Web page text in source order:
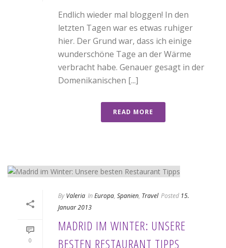
Endlich wieder mal bloggen! In den
letzten Tagen war es etwas ruhiger
hier. Der Grund war, dass ich einige
wunderschöne Tage an der Wärme
verbracht habe. Genauer gesagt in der
Domenikanischen [...]
READ MORE
0
By Valeria In Europa, Spanien, Travel Posted 15.
Januar 2013
MADRID IM WINTER: UNSERE
BESTEN RESTAURANT TIPPS